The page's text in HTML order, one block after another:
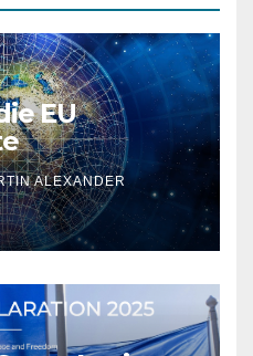
EU
ALEXANDER